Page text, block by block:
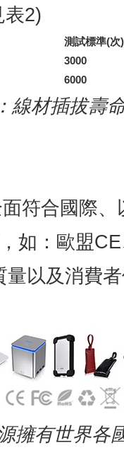
表2)
測試標準(次)
3000
6000
：線材插拔壽
符合國際
如：歐盟
量以及消費
擁有世界各